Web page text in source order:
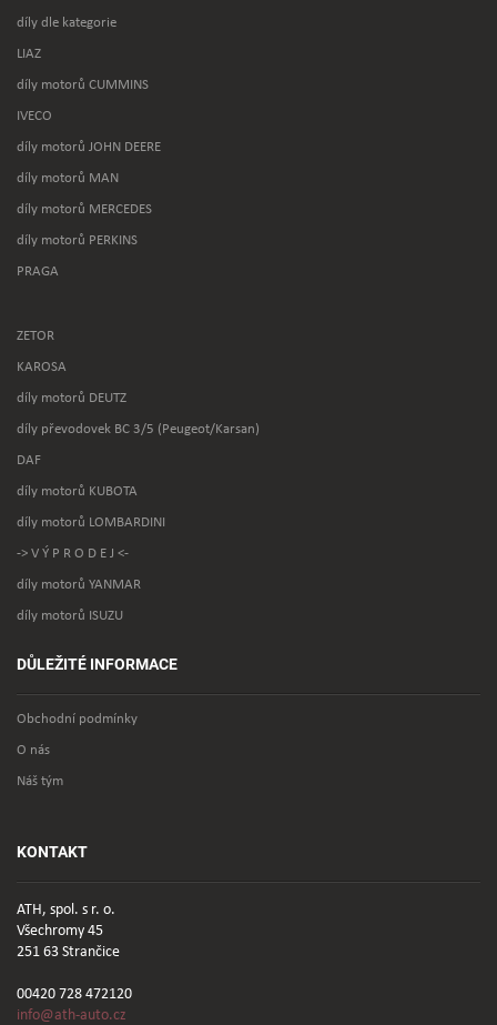
díly dle kategorie
LIAZ
díly motorů CUMMINS
IVECO
díly motorů JOHN DEERE
díly motorů MAN
díly motorů MERCEDES
díly motorů PERKINS
PRAGA
ZETOR
KAROSA
díly motorů DEUTZ
díly převodovek BC 3/5 (Peugeot/Karsan)
DAF
díly motorů KUBOTA
díly motorů LOMBARDINI
-> V Ý P R O D E J <-
díly motorů YANMAR
díly motorů ISUZU
DŮLEŽITÉ INFORMACE
Obchodní podmínky
O nás
Náš tým
KONTAKT
ATH, spol. s r. o.
Všechromy 45
251 63 Strančice
00420 728 472120
info@ath-auto.cz